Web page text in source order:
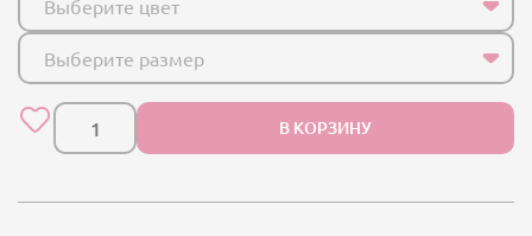
Выберите цвет
Выберите размер
В КОРЗИНУ